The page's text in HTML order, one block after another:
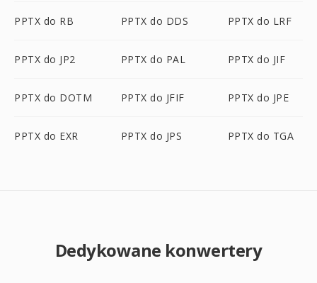
PPTX do RB PPTX do DDS PPTX do LRF
PPTX do JP2 PPTX do PAL PPTX do JIF
PPTX do DOTM PPTX do JFIF PPTX do JPE
PPTX do EXR PPTX do JPS PPTX do TGA
Dedykowane konwertery